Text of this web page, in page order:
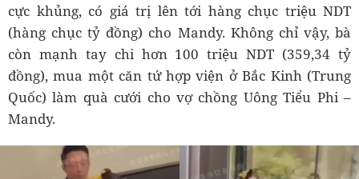
cực khủng, có giá trị lên tới hàng chục triệu NDT
(hàng chục tỷ đồng) cho Mandy. Không chỉ vậy, bà
còn mạnh tay chi hơn 100 triệu NDT (359,34 tỷ
đồng), mua một căn tứ hợp viện ở Bắc Kinh (Trung
Quốc) làm quà cưới cho vợ chồng Uông Tiểu Phi –
Mandy.